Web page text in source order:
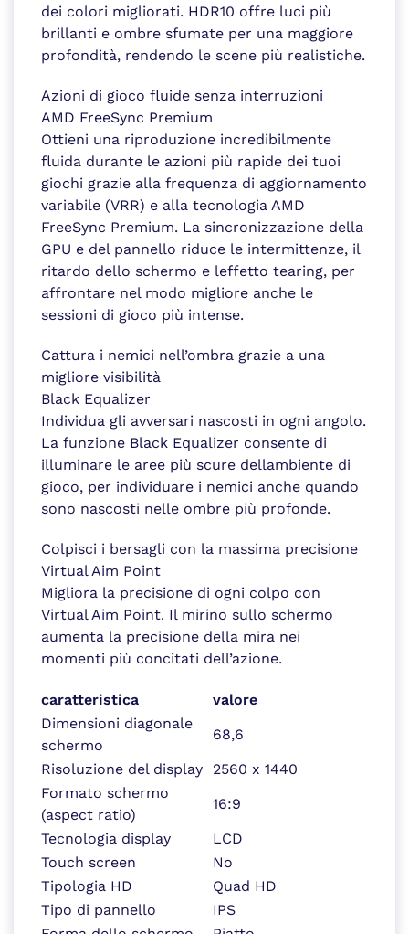
dei colori migliorati. HDR10 offre luci più
brillanti e ombre sfumate per una maggiore
profondità, rendendo le scene più realistiche.
Azioni di gioco fluide senza interruzioni
AMD FreeSync Premium
Ottieni una riproduzione incredibilmente
fluida durante le azioni più rapide dei tuoi
giochi grazie alla frequenza di aggiornamento
variabile (VRR) e alla tecnologia AMD
FreeSync Premium. La sincronizzazione della
GPU e del pannello riduce le intermittenze, il
ritardo dello schermo e leffetto tearing, per
affrontare nel modo migliore anche le
sessioni di gioco più intense.
Cattura i nemici nell’ombra grazie a una
migliore visibilità
Black Equalizer
Individua gli avversari nascosti in ogni angolo.
La funzione Black Equalizer consente di
illuminare le aree più scure dellambiente di
gioco, per individuare i nemici anche quando
sono nascosti nelle ombre più profonde.
Colpisci i bersagli con la massima precisione
Virtual Aim Point
Migliora la precisione di ogni colpo con
Virtual Aim Point. Il mirino sullo schermo
aumenta la precisione della mira nei
momenti più concitati dell’azione.
caratteristica
valore
Dimensioni diagonale
schermo
68,6
Risoluzione del display
2560 x 1440
Formato schermo
(aspect ratio)
16:9
Tecnologia display
LCD
Touch screen
No
Tipologia HD
Quad HD
Tipo di pannello
IPS